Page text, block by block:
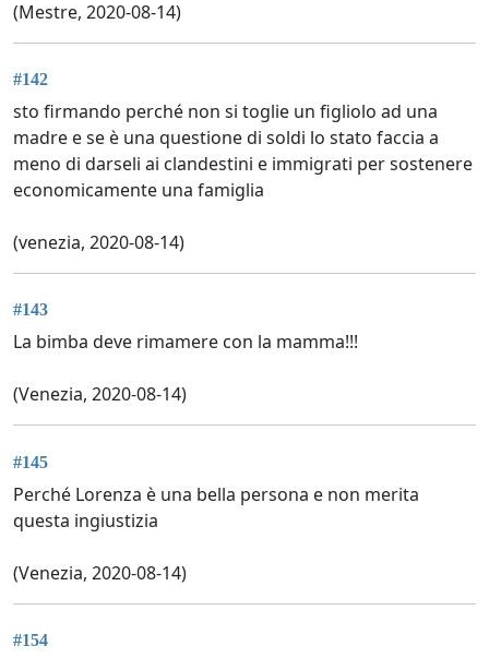
(Mestre, 2020-08-14)
#142
sto firmando perché non si toglie un figliolo ad una
madre e se è una questione di soldi lo stato faccia a
meno di darseli ai clandestini e immigrati per sostenere
economicamente una famiglia
(venezia, 2020-08-14)
#143
La bimba deve rimamere con la mamma!!!
(Venezia, 2020-08-14)
#145
Perché Lorenza è una bella persona e non merita
questa ingiustizia
(Venezia, 2020-08-14)
#154